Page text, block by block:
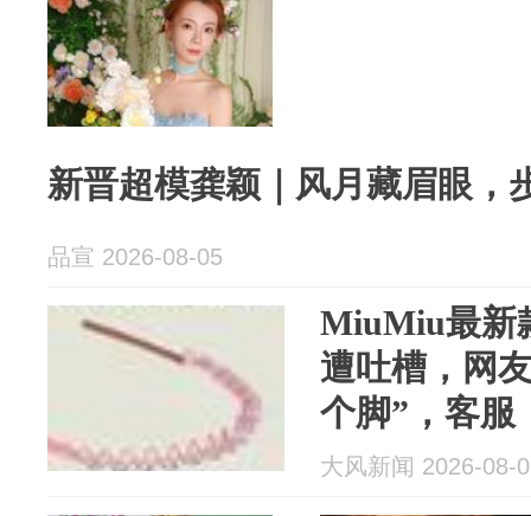
新晋超模龚颖｜风月藏眉眼，
品宣 2026-08-05
MiuMiu最新
遭吐槽，网
个脚”，客服
感与创意，
大风新闻 2026-08-